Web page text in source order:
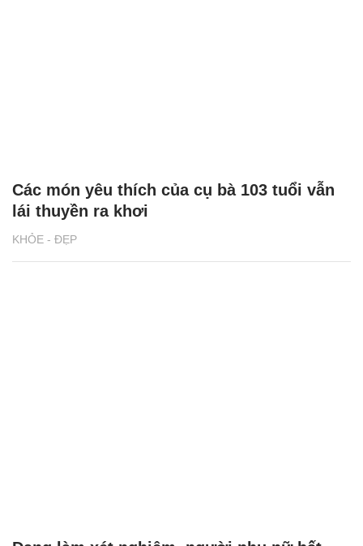
KHỎE - ĐẸP
Các món yêu thích của cụ bà 103 tuổi vẫn
lái thuyền ra khơi